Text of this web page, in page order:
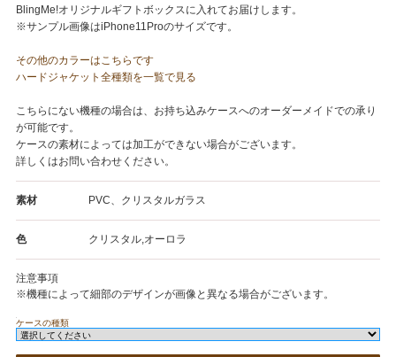
BlingMe!オリジナルギフトボックスに入れてお届けします。
※サンプル画像はiPhone11Proのサイズです。
その他のカラーはこちらです
ハードジャケット全種類を一覧で見る
こちらにない機種の場合は、お持ち込みケースへのオーダーメイドでの承り
が可能です。
ケースの素材によっては加工ができない場合がございます。
詳しくはお問い合わせください。
素材 PVC、クリスタルガラス
色 クリスタル,オーロラ
注意事項
※機種によって細部のデザインが画像と異なる場合がございます。
ケースの種類